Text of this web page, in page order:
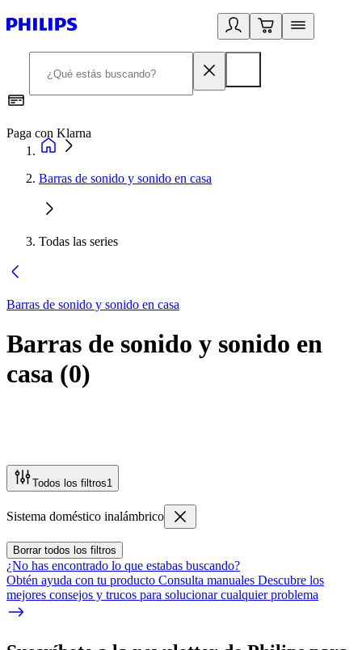
Paga con Klarna
Barras de sonido y sonido en casa
Todas las series
Barras de sonido y sonido en casa
Barras de sonido y sonido en
casa (0)
Todos los filtros1
Sistema doméstico inalámbrico
Borrar todos los filtros
¿No has encontrado lo que estabas buscando?
Obtén ayuda con tu producto Consulta manuales Descubre los
mejores consejos y trucos para solucionar cualquier problema